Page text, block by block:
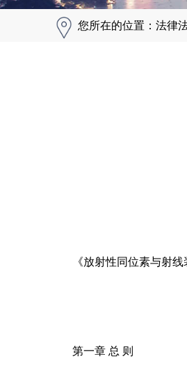
您所在的位置：法律
《放射性同位素与射
第一章 总 则